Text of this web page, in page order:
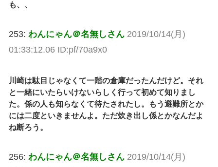
も、、
253: わんにゃん＠名無しさん 2019/10/14(月)
01:33:12.06 ID:pf/70a9x0
川崎は駄目じゃなくて一階の倉庫だったんだけど。それ
と一緒にいたらいけないらしく行って初めて知りまし
た。係の人も知らなくて待たされたし。もう避難所とか
には二度といきませんよ。ただ炊き出し係とかなんだよ
ね断ろう。
256: わんにゃん＠名無しさん 2019/10/14(月)